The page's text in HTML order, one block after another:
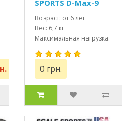
SPORTS D-Max-9
тормоза белый
Возраст: от 6 лет
Вес: 6,7 кг
Максимальная нагрузка:
до 115 кг
0 грн.